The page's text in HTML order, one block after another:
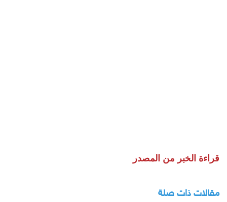
قراءة الخبر من المصدر
مقالات ذات صلة